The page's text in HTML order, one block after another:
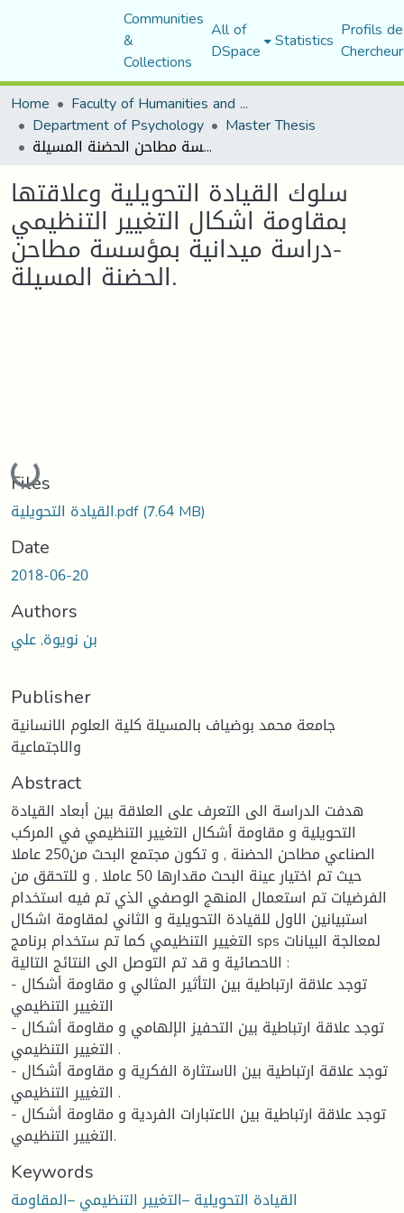
Communities
&
Collections
All of
DSpace Statistics Profils
Home
Faculty of Humanities and Social Sciences
Department of Psychology Master Thesis
سلوك القيادة التحويلية وعلاقتها بمقاومة اشكال التغيير التنظيمي -دراسة ميدانية بمؤسسة مطاحن الحضنة المسيلة.
سلوك القيادة التحويلية وعلاقتها
بمقاومة اشكال التغيير التنظيمي
-دراسة ميدانية بمؤسسة مطاحن
الحضنة المسيلة.
Loading...
Files
القيادة التحويلية.pdf(7.64 MB)
Date
2018-06-20
Authors
بن نويوة, علي
Publisher
جامعة محمد بوضياف بالمسيلة كلية العلوم الانسانية
والاجتماعية
Abstract
هدفت الدراسة الى التعرف على العلاقة بين أبعاد القيادة
التحويلية و مقاومة أشكال التغيير التنظيمي في المركب
الصناعي مطاحن الحضنة , و تكون مجتمع البحث من250 عاملا
حيث تم اختيار عينة البحث مقدارها 50 عاملا , و للتحقق من
الفرضيات تم استعمال المنهج الوصفي الذي تم فيه استخدام
استبيانين الاول للقيادة التحويلية و الثاني لمقاومة اشكال
التغيير التنظيمي كما تم ستخدام برنامج sps لمعالجة البيانات
الاحصائية و قد تم التوصل الى النتائج التالية :
- توجد علاقة ارتباطية بين التأثير المثالي و مقاومة أشكال
التغيير التنظيمي
- توجد علاقة ارتباطية بين التحفيز الإلهامي و مقاومة أشكال
التغيير التنظيمي .
- توجد علاقة ارتباطية بين الاستثارة الفكرية و مقاومة أشكال
التغيير التنظيمي .
- توجد علاقة ارتباطية بين الاعتبارات الفردية و مقاومة أشكال
التغيير التنظيمي.
Keywords
القيادة التحويلية –التغيير التنظيمي –المقاومة